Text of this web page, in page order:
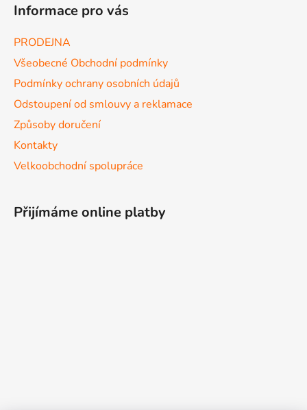
Informace pro vás
PRODEJNA
Všeobecné Obchodní podmínky
Podmínky ochrany osobních údajů
Odstoupení od smlouvy a reklamace
Způsoby doručení
Kontakty
Velkoobchodní spolupráce
Přijímáme online platby